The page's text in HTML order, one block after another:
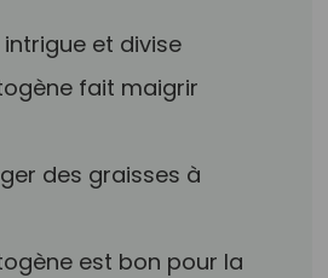
et divise
fait maigrir
des graisses à
est bon pour la